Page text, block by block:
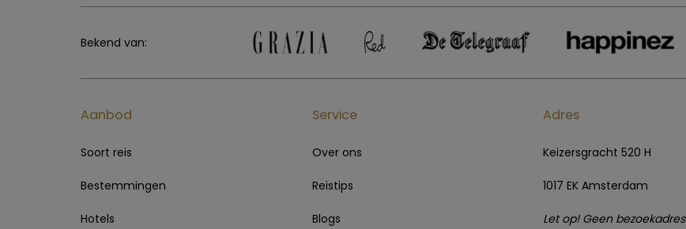
Bekend van:
Aanbod
Soort reis
Bestemmingen
Hotels
Service
Over ons
Reistips
Blogs
Adres
Keizersgracht 520 H
1017 EK Amsterdam
Let op! Geen bezoekadres